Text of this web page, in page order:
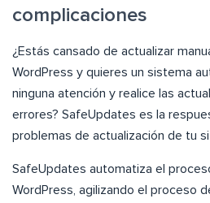
complicaciones
¿Estás cansado de actualizar
WordPress y quieres un sistema
ninguna atención y realice las
errores? SafeUpdates es la
problemas de actualización de tu
SafeUpdates automatiza el
WordPress, agilizando el proceso